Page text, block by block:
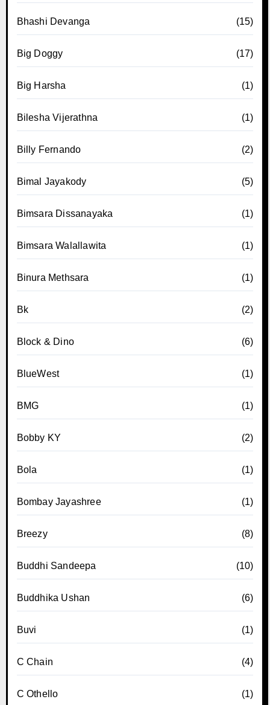
Bhashi Devanga (15)
Big Doggy (17)
Big Harsha (1)
Bilesha Vijerathna (1)
Billy Fernando (2)
Bimal Jayakody (5)
Bimsara Dissanayaka (1)
Bimsara Walallawita (1)
Binura Methsara (1)
Bk (2)
Block & Dino (6)
BlueWest (1)
BMG (1)
Bobby KY (2)
Bola (1)
Bombay Jayashree (1)
Breezy (8)
Buddhi Sandeepa (10)
Buddhika Ushan (6)
Buvi (1)
C Chain (4)
C Othello (1)